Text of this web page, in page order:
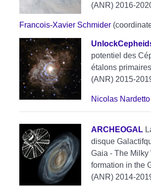
(ANR) 2016-
Francois-Xavier Schmider
potentiel des
étalons
(ANR) 2015-
Nicolas Nardetto
ARCHEOGAL
disque
Gaia - The Milky
formation in the
(ANR) 2014-